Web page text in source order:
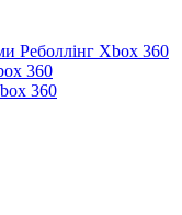
Реболлінг Xbox 360
360
360